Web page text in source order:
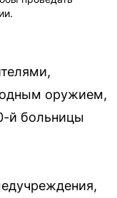
оружием,
й больницы